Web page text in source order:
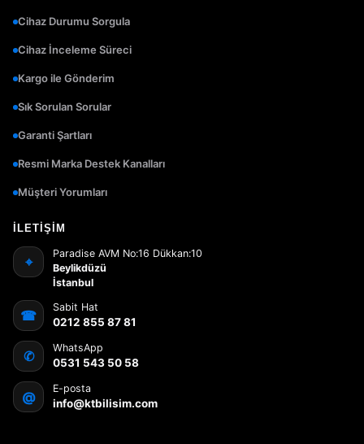
Cihaz Durumu Sorgula
Cihaz İnceleme Süreci
Kargo ile Gönderim
Sık Sorulan Sorular
Garanti Şartları
Resmi Marka Destek Kanalları
Müşteri Yorumları
İLETIŞIM
⌖
Paradise AVM No:16 Dükkan:10
Beylikdüzü
İstanbul
☎
Sabit Hat
0212 855 87 81
✆
WhatsApp
0531 543 50 58
@
E-posta
info@ktbilisim.com